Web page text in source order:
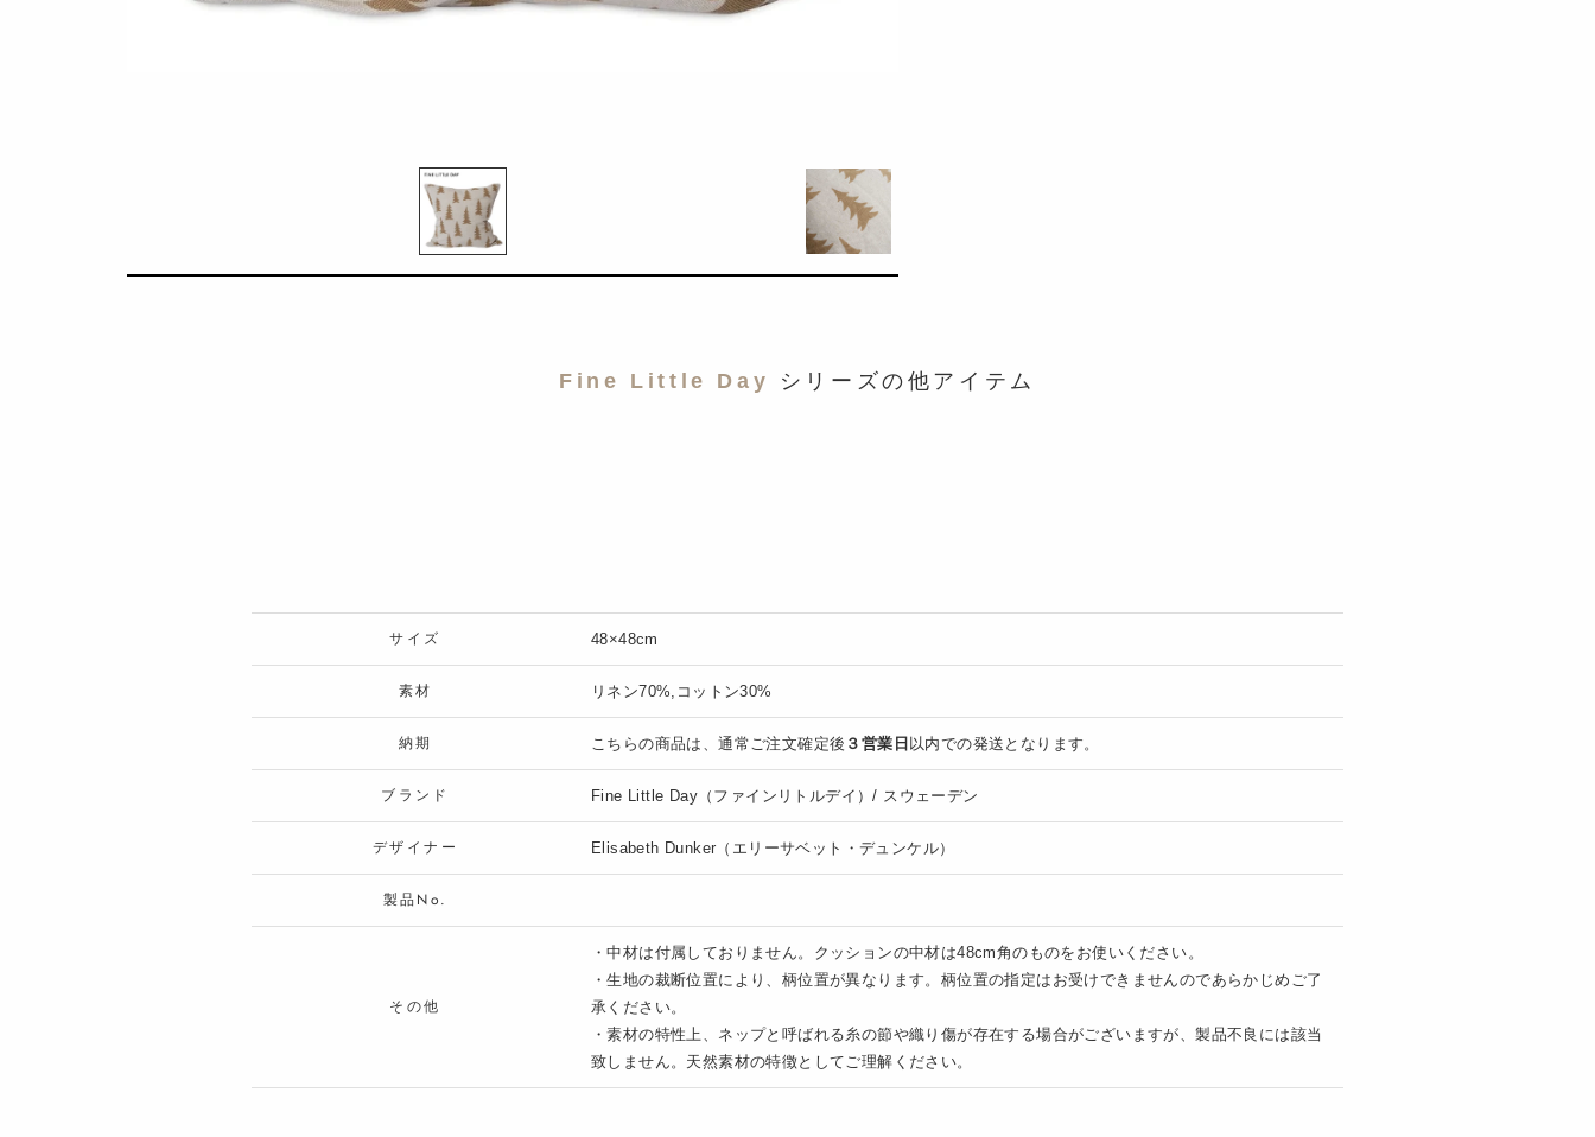
Fine Little Day シリーズの他アイテム
サイズ 48×48cm
素材 リネン70%,コットン30%
納期 こちらの商品は、通常ご注文確定後 ３営業日 以内での発送となります。
ブランド Fine Little Day（ファインリトルデイ）/ スウェーデン
デザイナー Elisabeth Dunker（エリーサベット・デュンケル）
製品No.
その他
・中材は付属しておりません。クッションの中材は48cm角のものをお使いください。
・生地の裁断位置により、柄位置が異なります。柄位置の指定はお受けできませんのであらかじめご了
承ください。
・素材の特性上、ネップと呼ばれる糸の節や織り傷が存在する場合がございますが、製品不良には該当
致しません。天然素材の特徴としてご理解ください。